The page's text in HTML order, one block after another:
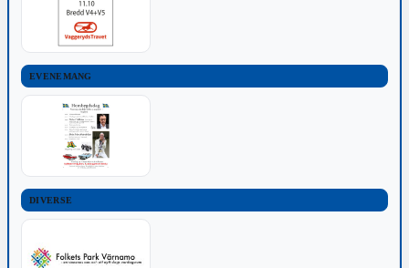
EVENEMANG
DIVERSE